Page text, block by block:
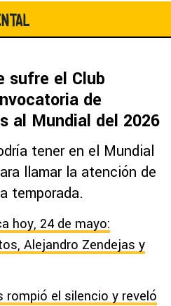
sufre el Club
de
al Mundial del 2026
tener en el Mundial
llamar la atención de
temporada.
hoy, 24 de mayo:
Alejandro Zendejas y
rompió el silencio y reveló